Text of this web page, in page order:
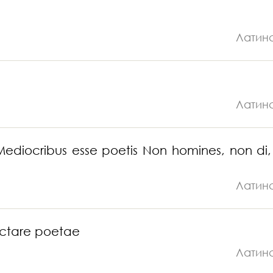
esse poetis Non homines, non
poetae